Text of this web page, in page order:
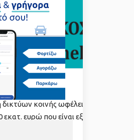
κοινής ωφέλειας. Το
ευρώ που είναι εξασφαλισμένα